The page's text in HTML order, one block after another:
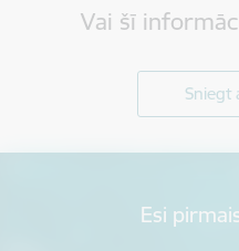
Vai šī
Sniegt
Esi